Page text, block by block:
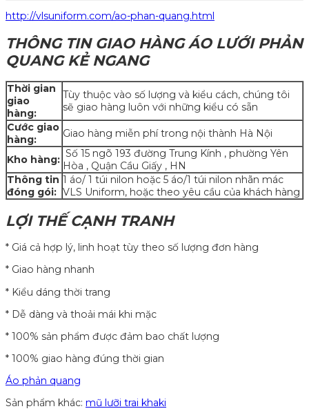
http://vlsuniform.com/ao-phan-quang.html
THÔNG TIN GIAO HÀNG ÁO LƯỚI PHẢN
QUANG KẺ NGANG
Thời gian
giao
hàng:
Tùy thuộc vào số lượng và kiểu cách, chúng tôi
sẽ giao hàng luôn với những kiểu có sẵn
Cước giao
hàng:
Giao hàng miễn phí trong nội thành Hà Nội
Kho hàng: Số 15 ngõ 193 đường Trung Kính , phường Yên
Hòa , Quận Cầu Giấy , HN
Thông tin
đóng gói:
1 áo/ 1 túi nilon hoặc 5 áo/1 túi nilon nhãn mác
VLS Uniform, hoặc theo yêu cầu của khách hàng
LỢI THẾ CẠNH TRANH
* Giá cả hợp lý, linh hoạt tùy theo số lượng đơn hàng
* Giao hàng nhanh
* Kiểu dáng thời trang
* Dễ dàng và thoải mái khi mặc
* 100% sản phẩm được đảm bao chất lượng
* 100% giao hàng đúng thời gian
Áo phản quang
Sản phẩm khác: mũ lưỡi trai khaki